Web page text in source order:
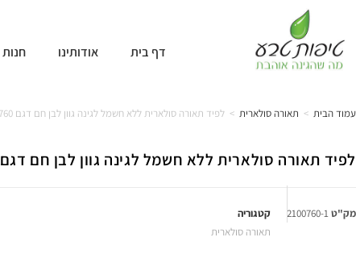
דף בית אודותינו חנות
עמוד הבית > תאורה סולארית > לפיד תאורה סולארית ללא חשמל לגינה גוון לבן חם דגם 2100760
לפיד תאורה סולארית ללא חשמל לגינה גוון לבן חם דגם 2100760
מק"ט2100760-1
קטגוריה
תאורה סולארית